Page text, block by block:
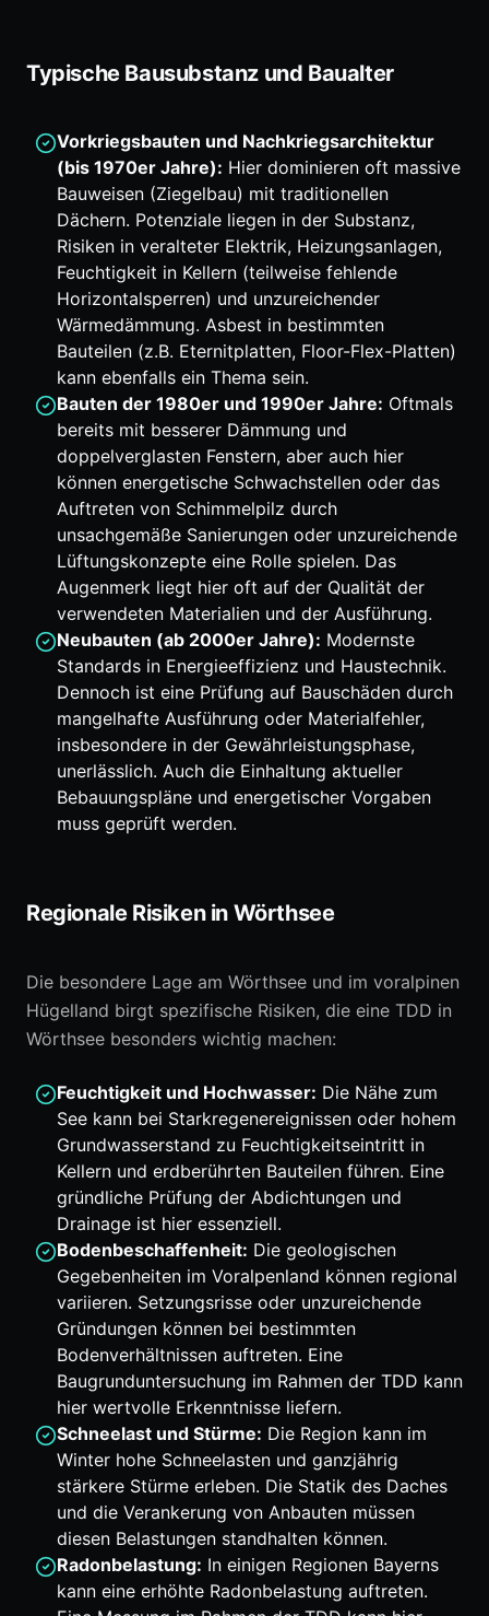
Typische Bausubstanz und Baualter
Vorkriegsbauten und Nachkriegsarchitektur
(bis 1970er Jahre): Hier dominieren oft massive
Bauweisen (Ziegelbau) mit traditionellen
Dächern. Potenziale liegen in der Substanz,
Risiken in veralteter Elektrik, Heizungsanlagen,
Feuchtigkeit in Kellern (teilweise fehlende
Horizontalsperren) und unzureichender
Wärmedämmung. Asbest in bestimmten
Bauteilen (z.B. Eternitplatten, Floor-Flex-Platten)
kann ebenfalls ein Thema sein.
Bauten der 1980er und 1990er Jahre: Oftmals
bereits mit besserer Dämmung und
doppelverglasten Fenstern, aber auch hier
können energetische Schwachstellen oder das
Auftreten von Schimmelpilz durch
unsachgemäße Sanierungen oder unzureichende
Lüftungskonzepte eine Rolle spielen. Das
Augenmerk liegt hier oft auf der Qualität der
verwendeten Materialien und der Ausführung.
Neubauten (ab 2000er Jahre): Modernste
Standards in Energieeffizienz und Haustechnik.
Dennoch ist eine Prüfung auf Bauschäden durch
mangelhafte Ausführung oder Materialfehler,
insbesondere in der Gewährleistungsphase,
unerlässlich. Auch die Einhaltung aktueller
Bebauungspläne und energetischer Vorgaben
muss geprüft werden.
Regionale Risiken in Wörthsee
Die besondere Lage am Wörthsee und im voralpinen
Hügelland birgt spezifische Risiken, die eine TDD in
Wörthsee besonders wichtig machen:
Feuchtigkeit und Hochwasser: Die Nähe zum
See kann bei Starkregenereignissen oder hohem
Grundwasserstand zu Feuchtigkeitseintritt in
Kellern und erdberührten Bauteilen führen. Eine
gründliche Prüfung der Abdichtungen und
Drainage ist hier essenziell.
Bodenbeschaffenheit: Die geologischen
Gegebenheiten im Voralpenland können regional
variieren. Setzungsrisse oder unzureichende
Gründungen können bei bestimmten
Bodenverhältnissen auftreten. Eine
Baugrunduntersuchung im Rahmen der TDD kann
hier wertvolle Erkenntnisse liefern.
Schneelast und Stürme: Die Region kann im
Winter hohe Schneelasten und ganzjährig
stärkere Stürme erleben. Die Statik des Daches
und die Verankerung von Anbauten müssen
diesen Belastungen standhalten können.
Radonbelastung: In einigen Regionen Bayerns
kann eine erhöhte Radonbelastung auftreten.